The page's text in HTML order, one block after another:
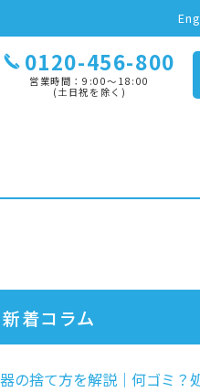
0120-456-800
営業時間：9:00〜18:00
(土日祝を除く)
新着コラム
の捨て方を解説｜何ゴミ？